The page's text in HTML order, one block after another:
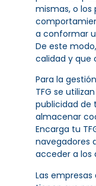
mismas, o
a conformar
De este
calidad y que
Para la
TFG se
publicidad de
almacenar
Encarga tu
navegadores
acceder a los
Las